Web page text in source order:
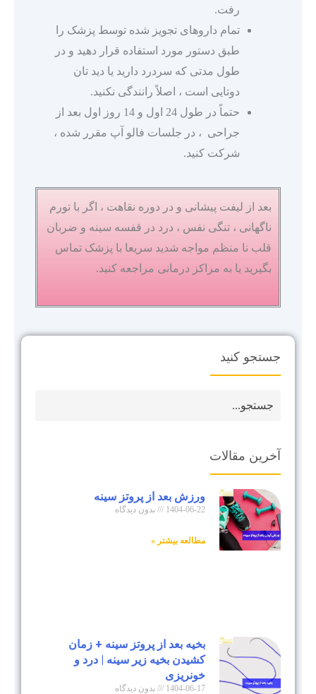
رفت.
تمام داروهای تجویز شده توسط پزشک را
طبق دستور مورد استفاده قرار دهید و در
طول مدتی که سردرد دارید یا دید تان
دوتایی است ، اصلاً رانندگی نکنید.
حتماً در طول 24 اول و 14 روز اول بعد از
جراحی ، در جلسات فالو آپ مقرر شده ،
شرکت کنید.
بعد از لیفت پیشانی و در دوره نقاهت ، اگر با تورم
ناگهانی ، تنگی نفس ، درد در قفسه سینه و ضربان
قلب نا منظم مواجه شدید سریعا با پزشک تماس
بگیرید یا به مراکز درمانی مراجعه کنید.
جستجو کنید
آخرین مقالات
ورزش بعد از پروتز سینه
1404-06-22 بدون دیدگاه
مطالعه بیشتر »
بخیه بعد از پروتز سینه + زمان
کشیدن بخیه زیر سینه | درد و
خونریزی
1404-06-17 بدون دیدگاه